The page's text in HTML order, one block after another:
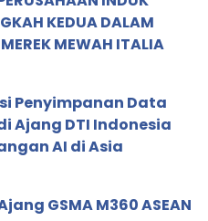
KEDUA DALAM
MEWAH ITALIA
Penyimpanan Data
Ajang DTI Indonesia
AI di Asia
GSMA M360 ASEAN